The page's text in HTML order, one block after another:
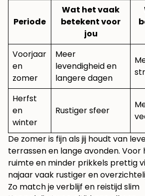
Periode
Wat het vaak
betekent voor
jou
Voorjaar
en
zomer
Meer
levendigheid en
langere dagen
Herfst
en
winter
Rustiger sfeer
De zomer is fijn als jij houdt van
terrassen en lange avonden. Voor
ruimte en minder prikkels prettig
najaar vaak rustiger en
Zo match je verblijf en reistijd slim